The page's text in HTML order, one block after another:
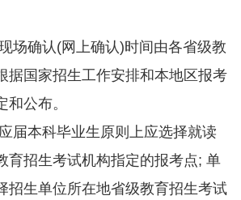
场确认(网上确认)时间由各省级教
据国家招生工作安排和本地区报考
公布。
届本科毕业生原则上应选择就读
育招生考试机构指定的报考点; 单
招生单位所在地省级教育招生考试